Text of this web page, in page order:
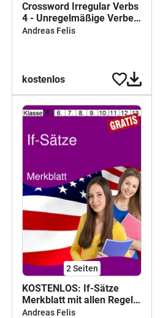
Crossword Irregular Verbs
4 - Unregelmäßige Verben
Present Perfect
Andreas Felis
kostenlos
2Seiten
KOSTENLOS: If-Sätze
Merkblatt mit allen Regeln
und Tipps für
Andreas Felis